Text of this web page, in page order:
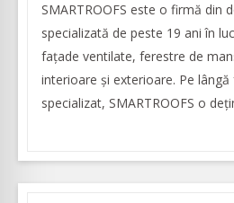
SMARTROOFS este o firmă din
specializată de peste 19 ani în
faţade ventilate, ferestre de
interioare şi exterioare. Pe
specializat, SMARTROOFS o